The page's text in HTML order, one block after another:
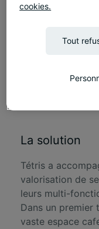
Travaux
faire revenir ses
La solution
Tétris a
valorisation de
leurs multi-
Dans un premier
vaste espace
cookies.
Tout